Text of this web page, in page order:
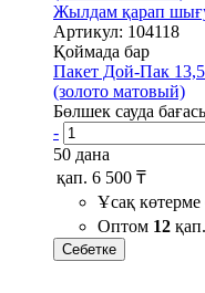
Жылдам қарап
Артикул: 104118
Қоймада бар
Пакет Дой-Пак
(золото матовый)
Бөлшек сауда
-
50 дана
қап. 6 500 ₸
Ұсақ көтерме
Оптом 12
Себетке